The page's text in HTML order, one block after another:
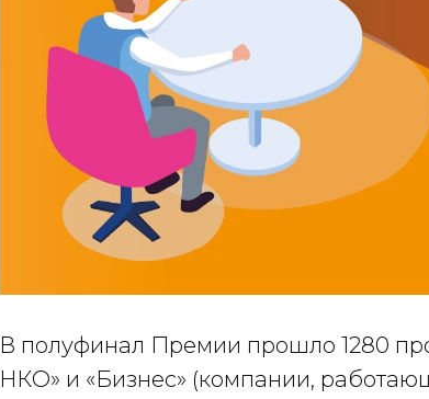
В полуфинал Премии прошло 1280
НКО» и «Бизнес» (компании,